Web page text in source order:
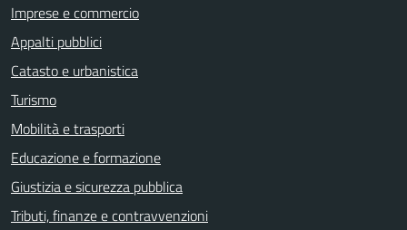
Imprese e commercio
Appalti pubblici
Catasto e urbanistica
Turismo
Mobilità e trasporti
Educazione e formazione
Giustizia e sicurezza pubblica
Tributi, finanze e contravvenzioni